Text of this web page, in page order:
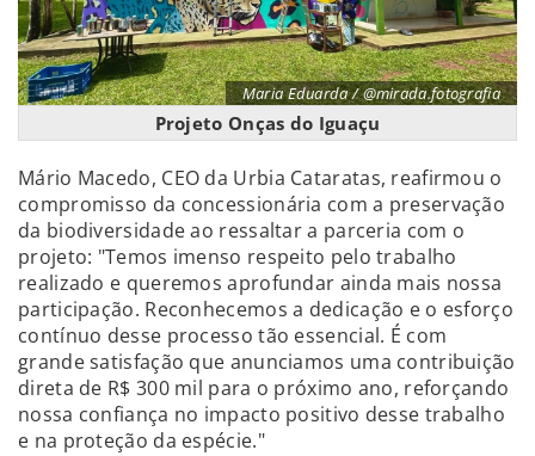
Maria Eduarda / @mirada.fotografia
Projeto Onças do Iguaçu
Mário Macedo, CEO da Urbia Cataratas, reafirmou o
compromisso da concessionária com a preservação
da biodiversidade ao ressaltar a parceria com o
projeto: "Temos imenso respeito pelo trabalho
realizado e queremos aprofundar ainda mais nossa
participação. Reconhecemos a dedicação e o esforço
contínuo desse processo tão essencial. É com
grande satisfação que anunciamos uma contribuição
direta de R$ 300 mil para o próximo ano, reforçando
nossa confiança no impacto positivo desse trabalho
e na proteção da espécie."